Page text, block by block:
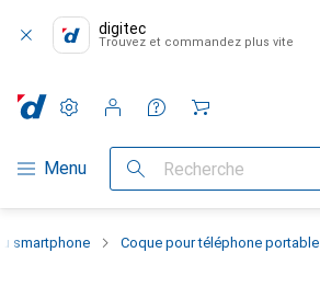
digitec
Trouvez et commandez plus vite
Navigation par catégorie
Menu Recherche
Paramètres
Compte client
Listes de comparaison
Listes d'envies
Panier
smartphone Coque pour téléphone portable